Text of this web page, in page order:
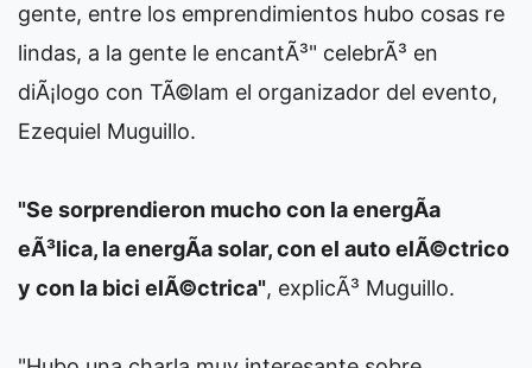
gente, entre los emprendimientos hubo cosas re
lindas, a la gente le encantÃ³" celebrÃ³ en
diÃ¡logo con TÃ©lam el organizador del evento,
Ezequiel Muguillo.
"Se sorprendieron mucho con la energÃ­a
eÃ³lica, la energÃ­a solar, con el auto elÃ©ctrico
y con la bici elÃ©ctrica", explicÃ³ Muguillo.